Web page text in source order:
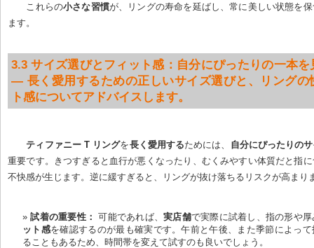
これらの小さな習慣が、リングの寿命を延ばし、常に美しい状態を
ます。
3.3 サイズ選びとフィット感：自分にぴったりの一本を
— 長く愛用するための正しいサイズ選びと、リングの
ト感についてアドバイスします。
ティファニー T リングを長く愛用するためには、 自分にぴったりの
重要です。きつすぎると血行が悪くなったり、むくみやすい体質だと指
不快感が生じます。逆に緩すぎると、リングが抜け落ちるリスクが高まり
試着の重要性： 可能であれば、実店舗で実際に試着し、指の形や
ット感を確認するのが最も確実です。午前と午後、また季節によっ
ることもあるため、時間帯を変えて試すのも良いでしょう。